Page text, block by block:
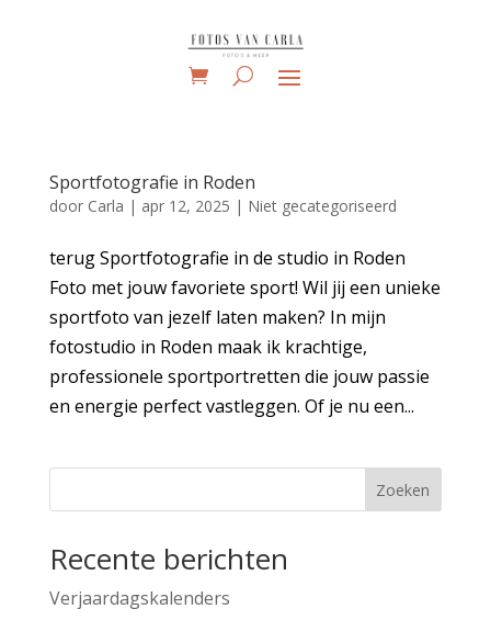
Sportfotografie in Roden
door Carla | apr 12, 2025 | Niet gecategoriseerd
terug Sportfotografie in de studio in Roden
Foto met jouw favoriete sport! Wil jij een unieke
sportfoto van jezelf laten maken? In mijn
fotostudio in Roden maak ik krachtige,
professionele sportportretten die jouw passie
en energie perfect vastleggen. Of je nu een...
Zoeken
Recente berichten
Verjaardagskalenders